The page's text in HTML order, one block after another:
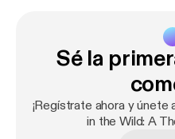
s://anchor.fm/mazey-
Sé la
¡Regístrate ahora y
in the Wild: A